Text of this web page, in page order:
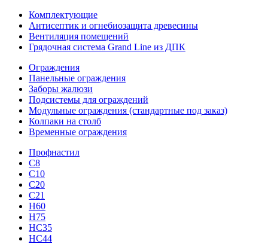
Комплектующие
Антисептик и огнебиозащита древесины
Вентиляция помещений
Грядочная система Grand Line из ДПК
Ограждения
Панельные ограждения
Заборы жалюзи
Подсистемы для ограждений
Модульные ограждения (стандартные под заказ)
Колпаки на столб
Временные ограждения
Профнастил
С8
С10
С20
С21
H60
H75
HС35
НС44